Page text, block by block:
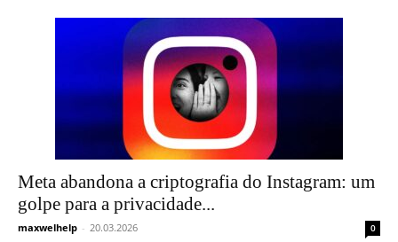
Meta abandona a criptografia do Instagram: um
golpe para a privacidade...
maxwelhelp - 20.03.2026 0